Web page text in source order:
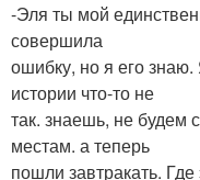
-Эля ты мой
совершила
ошибку, но я его
истории что-то не
так. знаешь, не будем
местам. а теперь
пошли завтракать.